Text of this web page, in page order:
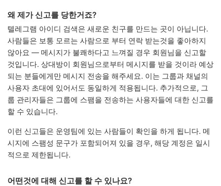
왜 제가 신고를 당한거죠?
텔레그램 아이디 검색은 새로운 친구를 만드는 곳이 아닙니다.
사람들은 보통 모르는 사람으로 부터 연락 받는것을 좋아하지
않아요 — 메시지가 불쾌하다고 느껴질 경우 회원님을 신고할
것입니다. 상대방이 회원님으로부터 메시지를 받을 것이라 예상
되는 분들에게만 메시지 전송을 해주세요. 이는 그룹과 채널의
사용자 초대에 있어서도 동일하게 적용됩니다. 추가적으로, 그
룹 관리자들은 그룹에 스팸을 전송하는 사용자들에 대한 신고를
할 수 있습니다.
이런 신고들은 운영팀에 있는 사람들이 확인을 하게 됩니다. 메
시지에 스팸성 문구가 포함되어져 있을 경우, 해당 계정은 일시
적으로 제한됩니다.
어떤것에 대해 신고를 할 수 있나요?